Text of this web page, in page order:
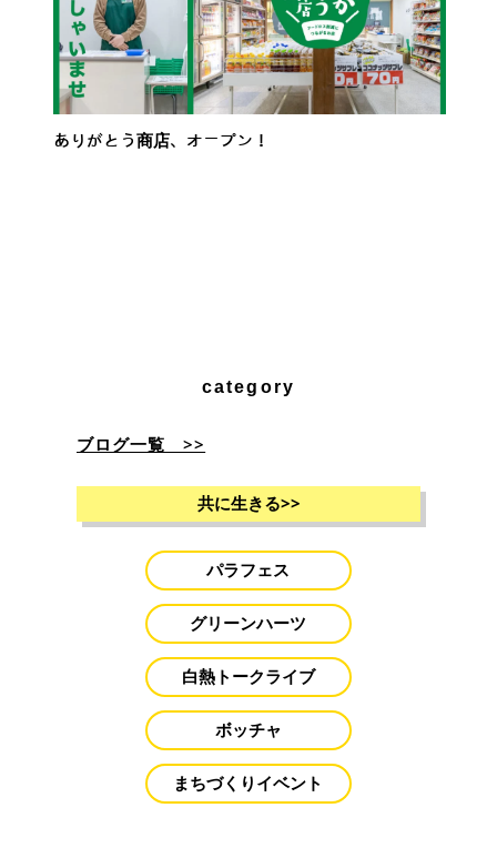
ありがとう商店、オープン！
category
ブログ一覧 >>
共に生きる>>
パラフェス
グリーンハーツ
白熱トークライブ
ボッチャ
まちづくりイベント